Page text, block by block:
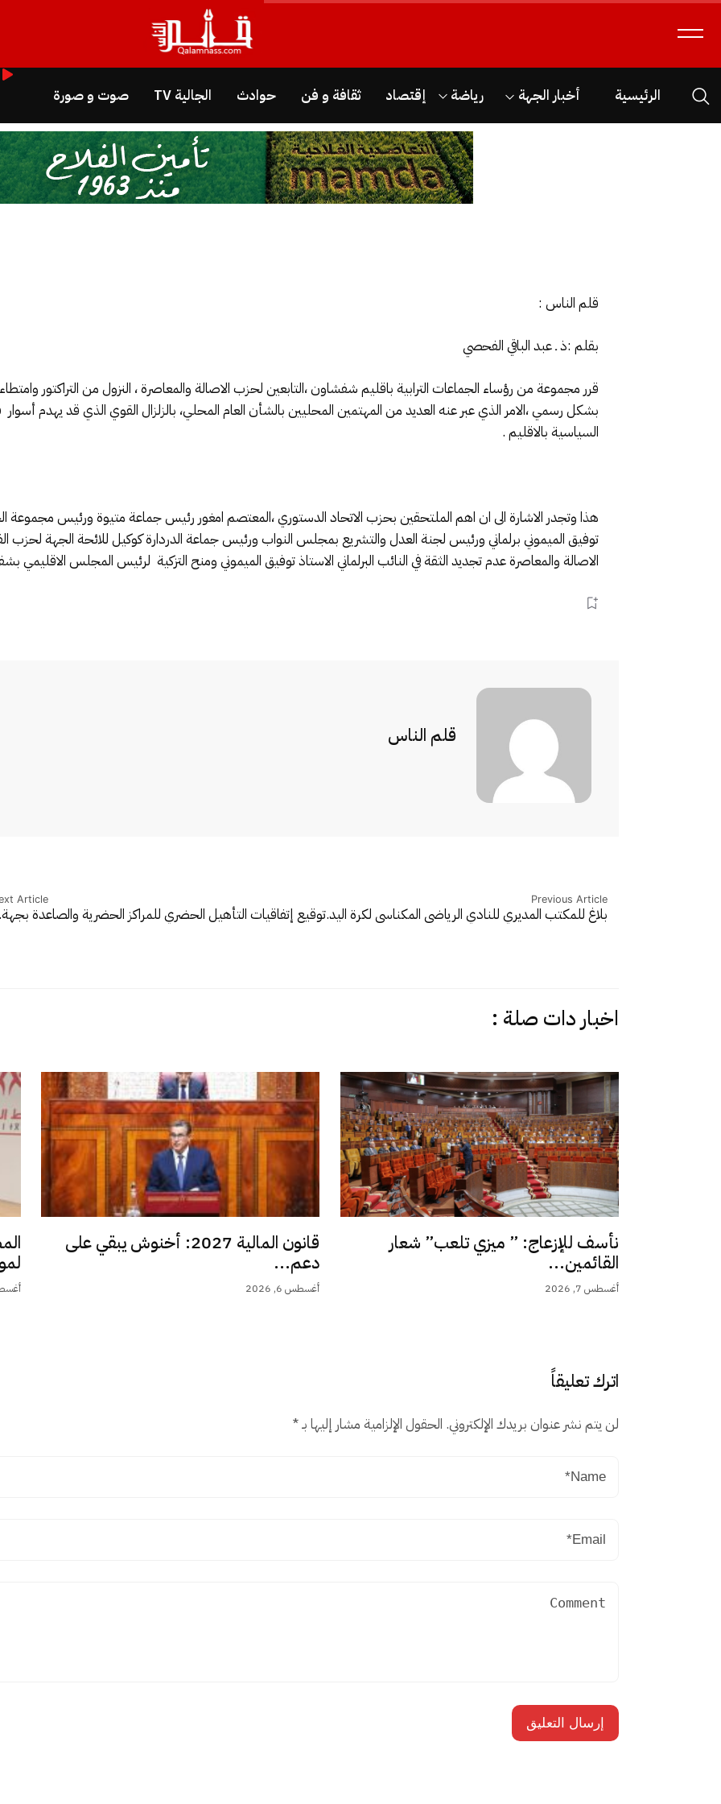
الرئيسية أخبار الجهة رياضة إقتصاد ثقافة و فن حوادث الجالية TV صوت و صورة
قلم الناس :
بقلم :ذ ـ عبد الباقي الفحصي
قرر مجموعة من رؤساء الجماعات الترابية باقليم شفشاون ،التابعين لحزب الاصالة والمعاصرة ، النزول من التراكتور
بشكل رسمي ،الامر الذي عبر عنه العديد من المهتمين المحليين بالشأن العام المحلي، بالزلزال القوي الذي قد يهدم أسوار
السياسية بالاقليم .
هذا وتجدر الاشارة الى ان اهم الملتحقين بحزب الاتحاد الدستوري ،المعتصم امغور رئيس جماعة متيوة ورئيس مجموعة
توفيق الميموني برلماني ورئيس لجنة العدل والتشريع بمجلس النواب ورئيس جماعة الدردارة كوكيل للائحة الجهة
الاصالة والمعاصرة عدم تجديد الثقة في النائب البرلماني الاستاذ توفيق الميموني ومنح التزكية لرئيس المجلس الاقليمي
قلم الناس
Previous Article
بلاغ للمكتب المديري للنادي الرياضي المكناسي لكرة اليد.
Article
توقيع إتفاقيات التأهيل الحضري للمراكز الحضرية والصاعدة
اخبار دات صلة :
نأسف للإزعاج: ” ميزي تلعب” شعار
القائمين...
أغسطس 7, 2026
قانون المالية 2027: أخنوش يبقي على
دعم...
أغسطس 6, 2026 أغسطس
اترك تعليقاً
لن يتم نشر عنوان بريدك الإلكتروني. الحقول الإلزامية مشار إليها بـ*